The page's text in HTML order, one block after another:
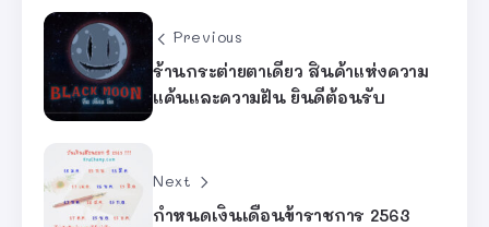
Previous
ร้านกระต่ายตาเดียว สินค้าแห่งความ
แค้นและความฝัน ยินดีต้อนรับ
Next
กําหนดเงินเดือนข้าราชการ 2563